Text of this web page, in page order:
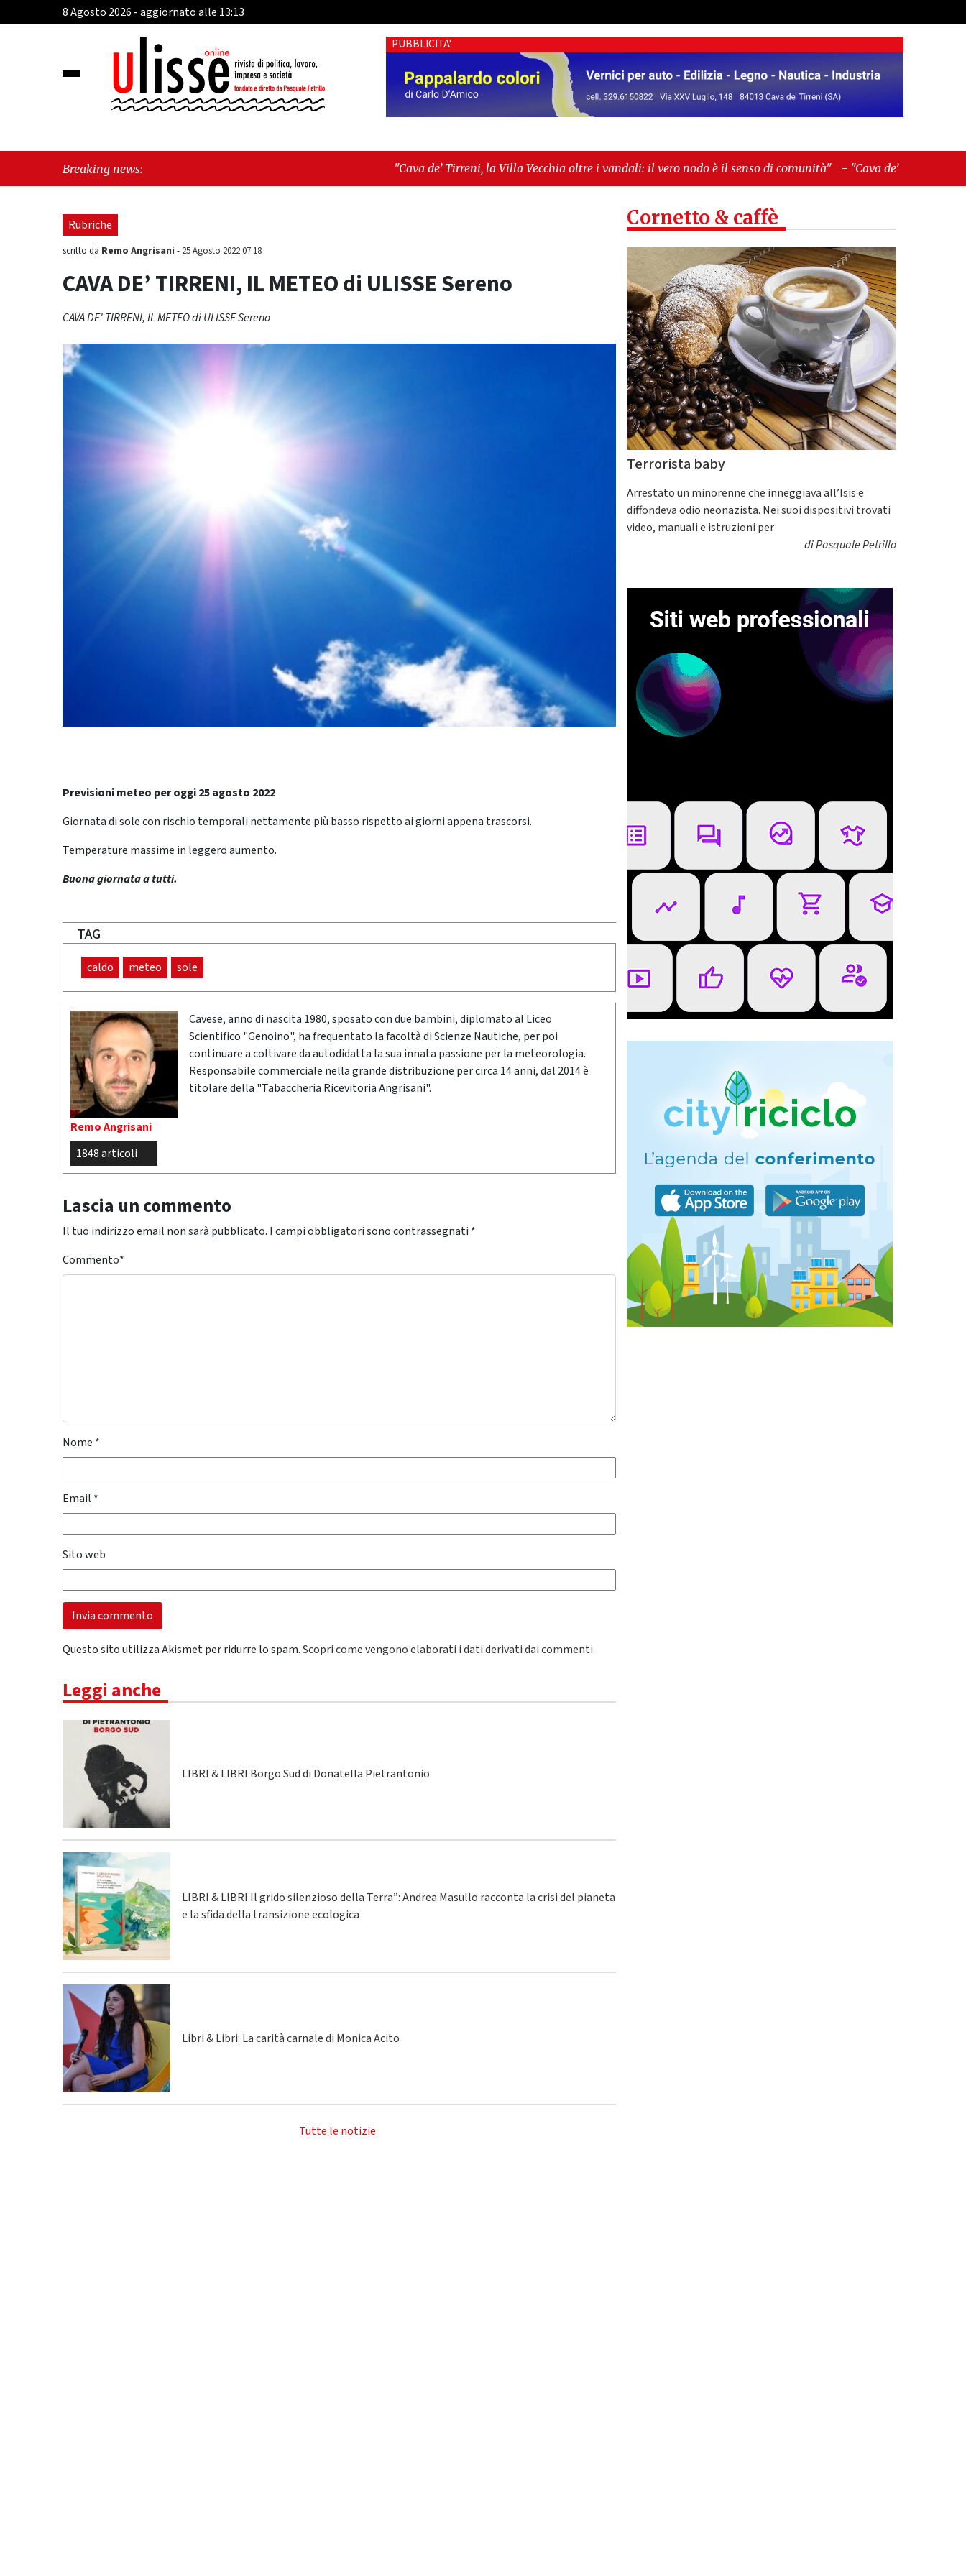
8 Agosto 2026 - aggiornato alle 13:13
PUBBLICITA'
Breaking news: "Cava de’ Tirreni, la Villa Vecchia oltre i vandali: il vero nodo è il senso di comunità" -"Cava de’ Tirreni, La Fratellanza
sull'ultima seduta consiliare: “Serve chiarezza!”"
Rubriche
scritto da Remo Angrisani - 25 Agosto 2022 07:18
CAVA DE’ TIRRENI, IL METEO di ULISSE Sereno
CAVA DE' TIRRENI, IL METEO di ULISSE Sereno
Previsioni meteo per oggi 25 agosto 2022
Giornata di sole con rischio temporali nettamente più basso rispetto ai giorni appena trascorsi.
Temperature massime in leggero aumento.
Buona giornata a tutti.
TAG
caldo meteo sole
Remo Angrisani
1848 articoli
Cavese, anno di nascita 1980, sposato con due bambini, diplomato al Liceo
Scientifico "Genoino", ha frequentato la facoltà di Scienze Nautiche, per poi
continuare a coltivare da autodidatta la sua innata passione per la meteorologia.
Responsabile commerciale nella grande distribuzione per circa 14 anni, dal 2014 è
titolare della "Tabaccheria Ricevitoria Angrisani".
Lascia un commento
Il tuo indirizzo email non sarà pubblicato. I campi obbligatori sono contrassegnati *
Commento*
Nome *
Email *
Sito web
Questo sito utilizza Akismet per ridurre lo spam.Scopri come vengono elaborati i dati derivati dai commenti.
Leggi anche
LIBRI & LIBRI Borgo Sud di Donatella Pietrantonio
LIBRI & LIBRI Il grido silenzioso della Terra”: Andrea Masullo racconta la crisi del pianeta
e la sfida della transizione ecologica
Libri & Libri: La carità carnale di Monica Acito
Tutte le notizie
Cornetto & caffè
Terrorista baby
Arrestato un minorenne che inneggiava all’Isis e
diffondeva odio neonazista. Nei suoi dispositivi trovati
video, manuali e istruzioni per
diPasquale Petrillo